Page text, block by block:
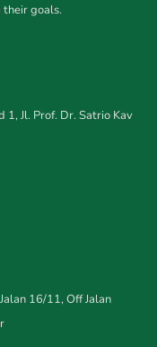
their goals.
Jl. Prof. Dr. Satrio Kav
16/11, Off Jalan